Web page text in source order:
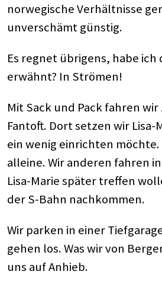
norwegische Verhältnisse
unverschämt günstig.
Es regnet übrigens, habe ich
erwähnt? In Strömen!
Mit Sack und Pack fahren
Fantoft. Dort setzen wir Lisa-
ein wenig einrichten möchte.
alleine. Wir anderen fahren
Lisa-Marie später treffen
der S-Bahn nachkommen.
Wir parken in einer
gehen los. Was wir von
uns auf Anhieb.